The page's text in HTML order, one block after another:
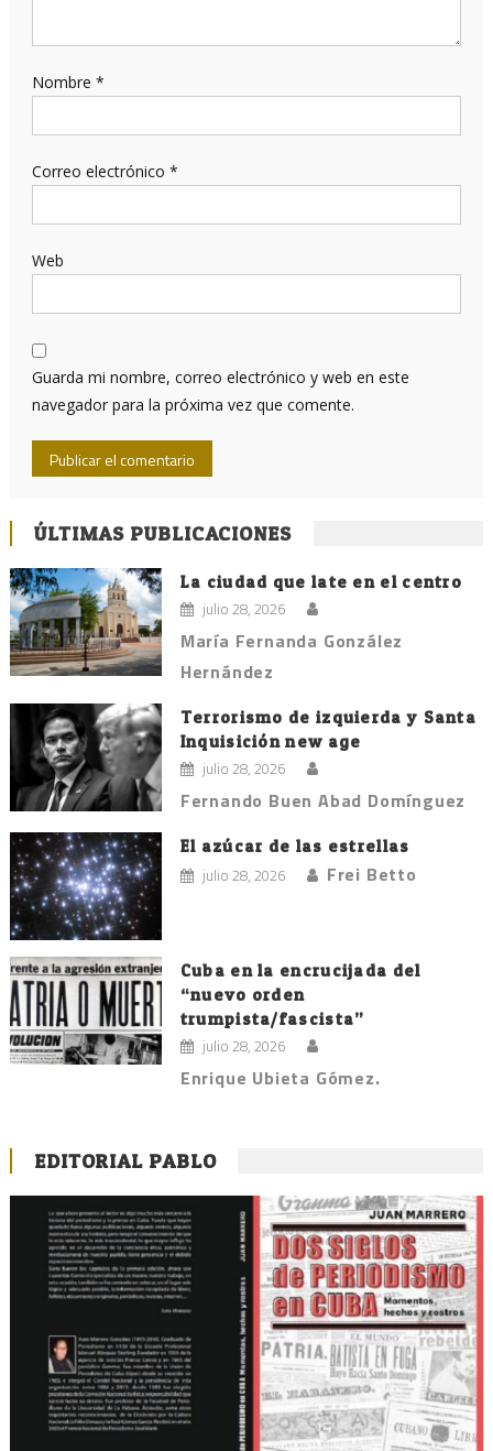
Nombre *
Correo electrónico *
Web
Guarda mi nombre, correo electrónico y web en este
navegador para la próxima vez que comente.
ÚLTIMAS PUBLICACIONES
La ciudad que late en el centro
julio 28, 2026
María Fernanda González
Hernández
Terrorismo de izquierda y Santa
Inquisición new age
julio 28, 2026
Fernando Buen Abad Domínguez
El azúcar de las estrellas
julio 28, 2026 Frei Betto
Cuba en la encrucijada del
“nuevo orden
trumpista/fascista”
julio 28, 2026
Enrique Ubieta Gómez.
EDITORIAL PABLO